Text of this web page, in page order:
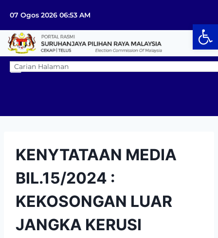
07 Ogos 2026 06:53 AM
KENYTATAAN MEDIA
BIL.15/2024 :
KEKOSONGAN LUAR
JANGKA KERUSI